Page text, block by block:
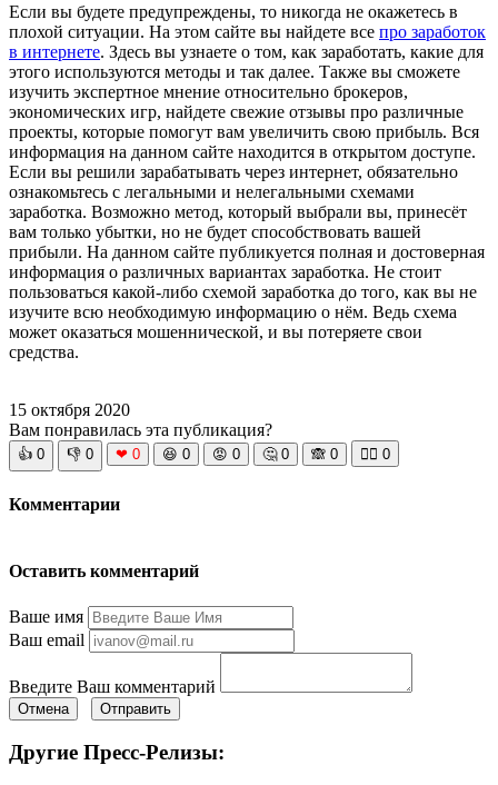
Если вы будете предупреждены, то никогда не окажетесь в
плохой ситуации. На этом сайте вы найдете все про заработок
в интернете. Здесь вы узнаете о том, как заработать, какие для
этого используются методы и так далее. Также вы сможете
изучить экспертное мнение относительно брокеров,
экономических игр, найдете свежие отзывы про различные
проекты, которые помогут вам увеличить свою прибыль. Вся
информация на данном сайте находится в открытом доступе.
Если вы решили зарабатывать через интернет, обязательно
ознакомьтесь с легальными и нелегальными схемами
заработка. Возможно метод, который выбрали вы, принесёт
вам только убытки, но не будет способствовать вашей
прибыли. На данном сайте публикуется полная и достоверная
информация о различных вариантах заработка. Не стоит
пользоваться какой-либо схемой заработка до того, как вы не
изучите всю необходимую информацию о нём. Ведь схема
может оказаться мошеннической, и вы потеряете свои
средства.
15 октября 2020
Вам понравилась эта публикация?
👍 0 👎 0 ❤ 0 😆 0 😡 0 🤔 0 🙈 0 🧘‍♀️ 0
Комментарии
Оставить комментарий
Ваше имя
Ваш email
Введите Ваш комментарий
Отмена Отправить
Другие Пресс-Релизы: